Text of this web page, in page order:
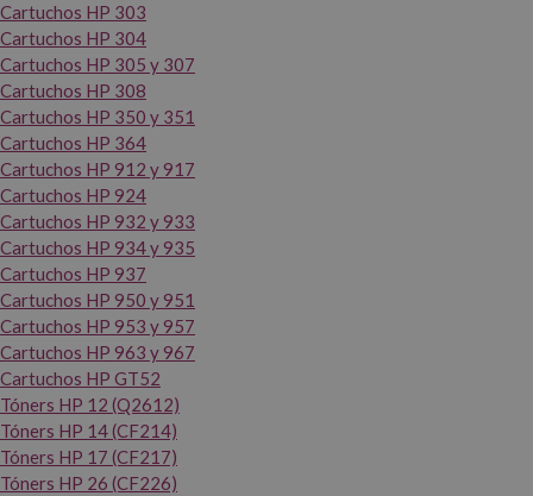
Cartuchos HP 303
Cartuchos HP 304
Cartuchos HP 305 y 307
Cartuchos HP 308
Cartuchos HP 350 y 351
Cartuchos HP 364
Cartuchos HP 912 y 917
Cartuchos HP 924
Cartuchos HP 932 y 933
Cartuchos HP 934 y 935
Cartuchos HP 937
Cartuchos HP 950 y 951
Cartuchos HP 953 y 957
Cartuchos HP 963 y 967
Cartuchos HP GT52
Tóners HP 12 (Q2612)
Tóners HP 14 (CF214)
Tóners HP 17 (CF217)
Tóners HP 26 (CF226)